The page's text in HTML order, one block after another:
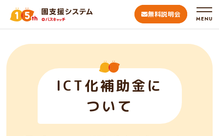
無料説明会
MENU
ICT化補助金に
ついて